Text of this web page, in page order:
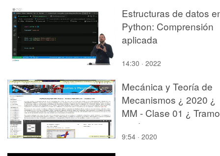
Estructuras de datos
Python: Comprensión
aplicada
14:30 · 2022
Mecánica y Teoría de
Mecanismos ¿ 2020 ¿
MM - Clase 01 ¿ Tramo
11 de 12
9:54 · 2020